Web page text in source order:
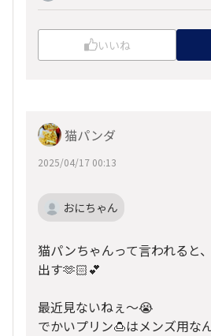
いいね
猫パンダ
2025/04/17 00:13
おにちゃん
猫パンちゃんって言われると
出す🫶🏻︎💕︎︎
最近見ないねぇ～😭‎
でかいプリン🍮はメンズ用な